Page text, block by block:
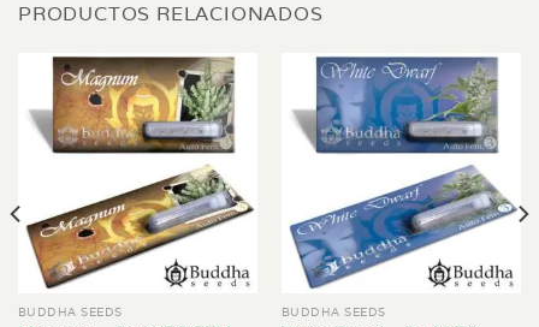
PRODUCTOS RELACIONADOS
BUDDHA SEEDS BUDDHA SEEDS